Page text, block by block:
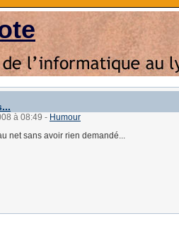
à 08:49 - Humour
net sans avoir rien demandé...